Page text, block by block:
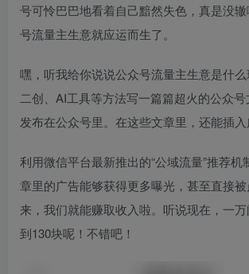
号可怜巴巴地看着自己黯然失色，真是没
号流量主生意就应运而生了。
嘿，听我给你说说公众号流量主生意是什
二创、AI工具等方法写一篇篇超火的公众
发布在公众号里。在这些文章里，还能插入
利用微信平台最新推出的“公域流量”推荐机
章里的广告能够获得更多曝光，甚至直接
来，我们就能赚取收入啦。听说现在，一
到130块呢！不错吧！